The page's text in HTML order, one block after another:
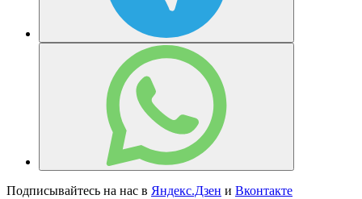
Подписывайтесь на нас в Яндекс.Дзен и Вконтакте